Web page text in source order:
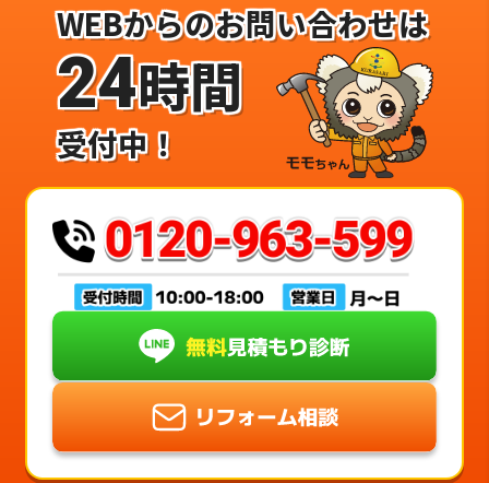
WEBからのお問い合わせは
24時間
受付中！